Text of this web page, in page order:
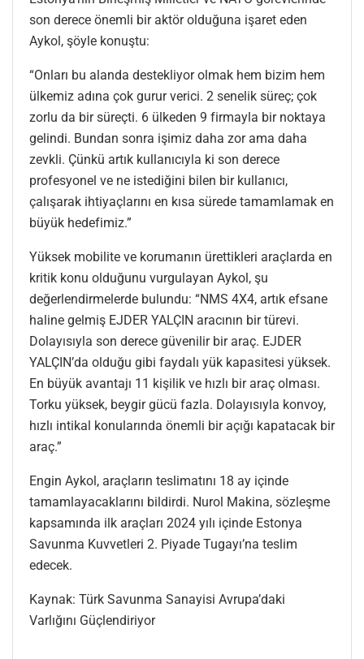
son derece önemli bir aktör olduğuna işaret eden
Aykol, şöyle konuştu:
“Onları bu alanda destekliyor olmak hem bizim hem
ülkemiz adına çok gurur verici. 2 senelik süreç; çok
zorlu da bir süreçti. 6 ülkeden 9 firmayla bir noktaya
gelindi. Bundan sonra işimiz daha zor ama daha
zevkli. Çünkü artık kullanıcıyla ki son derece
profesyonel ve ne istediğini bilen bir kullanıcı,
çalışarak ihtiyaçlarını en kısa sürede tamamlamak en
büyük hedefimiz.”
Yüksek mobilite ve korumanın ürettikleri araçlarda en
kritik konu olduğunu vurgulayan Aykol, şu
değerlendirmelerde bulundu: “NMS 4X4, artık efsane
haline gelmiş EJDER YALÇIN aracının bir türevi.
Dolayısıyla son derece güvenilir bir araç. EJDER
YALÇIN’da olduğu gibi faydalı yük kapasitesi yüksek.
En büyük avantajı 11 kişilik ve hızlı bir araç olması.
Torku yüksek, beygir gücü fazla. Dolayısıyla konvoy,
hızlı intikal konularında önemli bir açığı kapatacak bir
araç.”
Engin Aykol, araçların teslimatını 18 ay içinde
tamamlayacaklarını bildirdi. Nurol Makina, sözleşme
kapsamında ilk araçları 2024 yılı içinde Estonya
Savunma Kuvvetleri 2. Piyade Tugayı’na teslim
edecek.
Kaynak: Türk Savunma Sanayisi Avrupa’daki
Varlığını Güçlendiriyor